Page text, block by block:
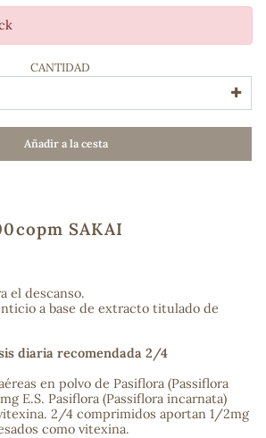
CANTIDAD
Añadir a la cesta
SAKAI
el descanso.
a base de extracto titulado de
diaria recomendada 2/4
en polvo de Pasiflora (Passiflora
E.S. Pasiflora (Passiflora incarnata)
2/4 comprimidos aportan 1/2mg
como vitexina.